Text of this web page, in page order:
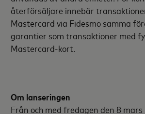
återförsäljare innebär
Mastercard via Fidesmo samma
garantier som transaktioner med
Mastercard-kort.
Om lanseringen
Från och med fredagen den 8